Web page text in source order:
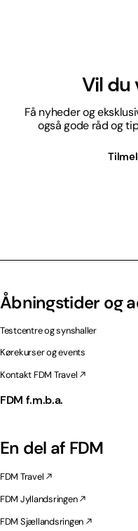
Vil du
Få nyheder og
også gode råd og
Åbningstider og
Testcentre og synshaller
Kørekurser og events
Kontakt FDM Travel
FDM f.m.b.a.
En del af FDM
FDM Travel
FDM Jyllandsringen
FDM Sjællandsringen